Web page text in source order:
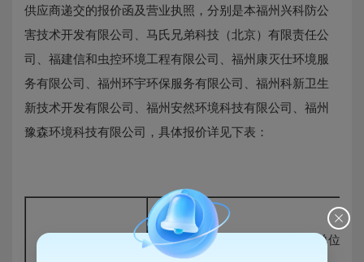
供应商递交的报价函及营业执照，分别是本福州兴科防公
害技术开发有限公司、马氏兄弟科技（北京）有限责任公
司、福建信和虫控环境工程有限公司、福州康灭仕环境服
务有限公司、福州环宇环保服务有限公司、福州科新卫生
新技术开发有限公司、福州安然环境科技有限公司、福州
豫森环境科技有限公司，具体报价详见下表：
单位